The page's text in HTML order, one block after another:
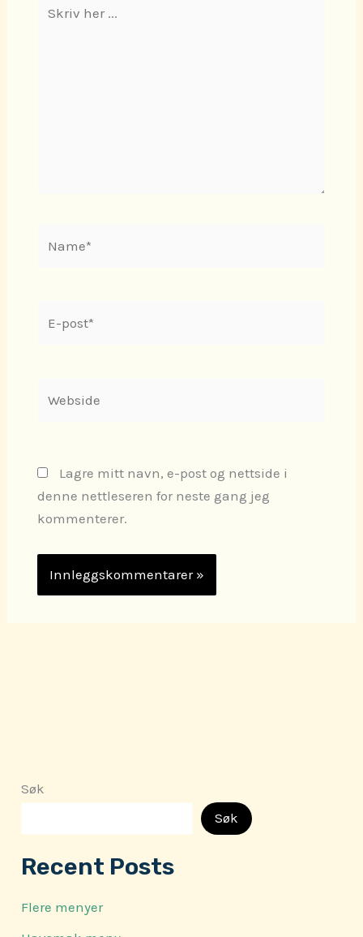
post*
Lagre mitt navn, e-post og nettside i
denne nettleseren for neste gang jeg
kommenterer.
Søk
Søk
Recent Posts
Flere menyer